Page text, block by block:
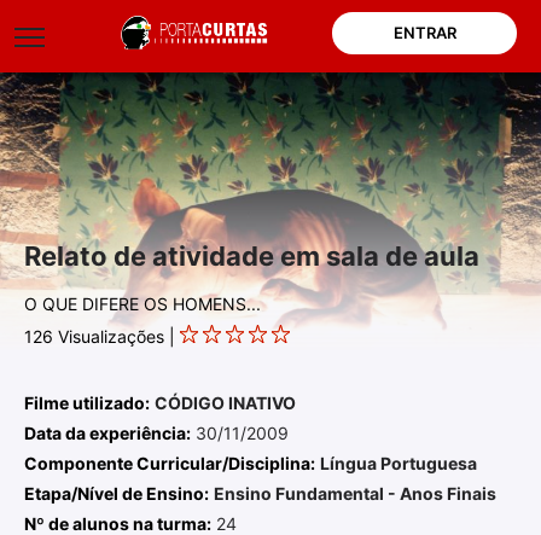
ENTRAR
Relato de atividade em sala de aula
O QUE DIFERE OS HOMENS...
126 Visualizações |
Filme utilizado: CÓDIGO INATIVO
Data da experiência: 30/11/2009
Componente Curricular/Disciplina: Língua Portuguesa
Etapa/Nível de Ensino: Ensino Fundamental - Anos Finais
Nº de alunos na turma: 24